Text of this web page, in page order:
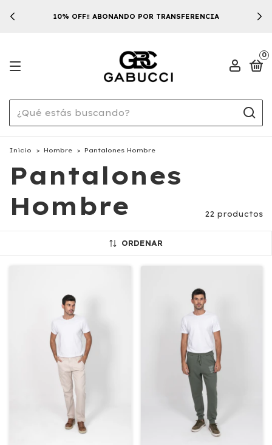
10% OFF‼️ ABONANDO POR TRANSFERENCIA
0
Inicio > Hombre > Pantalones Hombre
Pantalones
Hombre
22 productos
ORDENAR